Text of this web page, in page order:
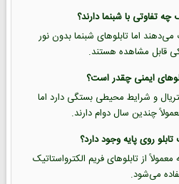
می‌دهند اما تابلوهای شبنما بدون نور
قابل مشاهده هستند.
و شرایط محیطی بستگی دارد اما
چندین سال دوام دارند.
از تابلوهای فریم الکترواستاتیک
می‌شود.